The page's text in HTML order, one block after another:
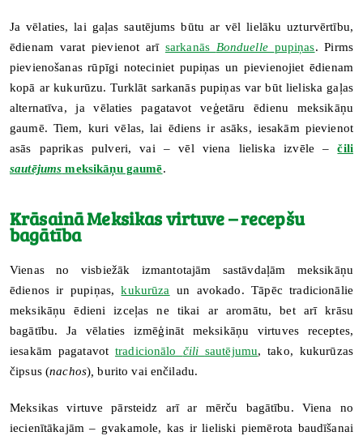
Ja vēlaties, lai gaļas sautējums būtu ar vēl lielāku uzturvērtību,
ēdienam varat pievienot arī sarkanās Bonduelle pupiņas. Pirms
pievienošanas rūpīgi noteciniet pupiņas un pievienojiet ēdienam
kopā ar kukurūzu. Turklāt sarkanās pupiņas var būt lieliska gaļas
alternatīva, ja vēlaties pagatavot veģetāru ēdienu meksikāņu
gaumē. Tiem, kuri vēlas, lai ēdiens ir asāks, iesakām pievienot
asās paprikas pulveri, vai – vēl viena lieliska izvēle –čili
sautējums meksikāņu gaumē.
Krāsainā Meksikas virtuve – recepšu
bagātība
Vienas no visbiežāk izmantotajām sastāvdaļām meksikāņu
ēdienos ir pupiņas,kukurūza un avokado. Tāpēc tradicionālie
meksikāņu ēdieni izceļas ne tikai ar aromātu, bet arī krāsu
bagātību. Ja vēlaties izmēģināt meksikāņu virtuves receptes,
iesakām pagatavot tradicionālo čili sautējumu, tako, kukurūzas
čipsus (nachos),burito vai enčiladu.
Meksikas virtuve pārsteidz arī ar mērču bagātību. Viena no
iecienītākajām – gvakamole, kas ir lieliski piemērota baudīšanai